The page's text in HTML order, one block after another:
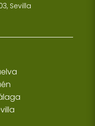
Sevilla